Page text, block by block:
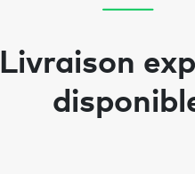
Livraison